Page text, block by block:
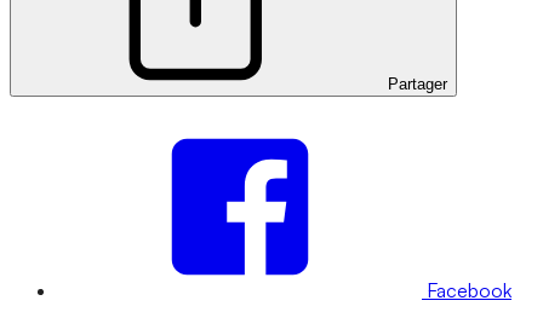
Partager
Facebook